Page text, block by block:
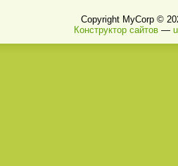
Copyright MyCorp ©
Конструктор сайтов—